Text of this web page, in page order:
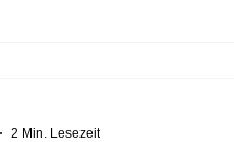
2 Min. Lesezeit